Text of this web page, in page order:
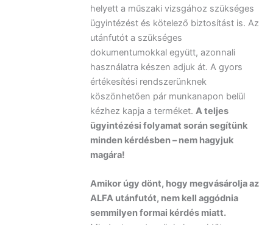
helyett a műszaki vizsgához szükséges
ügyintézést és kötelező biztosítást is. Az
utánfutót a szükséges
dokumentumokkal együtt, azonnali
használatra készen adjuk át. A gyors
értékesítési rendszerünknek
köszönhetően pár munkanapon belül
kézhez kapja a terméket. A teljes
ügyintézési folyamat során segítünk
minden kérdésben – nem hagyjuk
magára!
Amikor úgy dönt, hogy megvásárolja az
ALFA utánfutót, nem kell aggódnia
semmilyen formai kérdés miatt.